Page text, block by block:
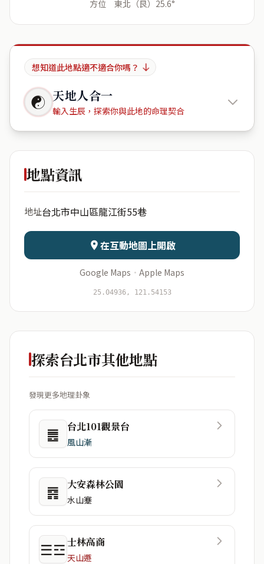
方位 東北（艮）25.6°
想知道此地點適不適合你嗎？
☯ 天地人合一
輸入生辰，探索你與此地的命理契合
貝森朵夫
日期 出生時辰
資料僅用於即時分析，不會儲存於伺服器
地點資訊
地址台北市中山區龍江街55巷
在互動地圖上開啟
Google Maps · Apple Maps
25.04936, 121.54153
探索台北市其他地點
發現更多地理卦象
䷌ 台北101觀景台
風山漸
䷴ 大安森林公園
水山蹇
☰☲士林高商
天山遯